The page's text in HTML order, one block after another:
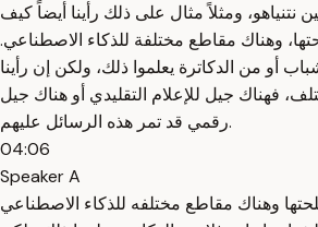
نتنياهو، ومثلاً مثال على ذلك رأينا أيضاً كيف
وهناك مقاطع مختلفة للذكاء الاصطناعي.
أو من الدكاترة يعلموا ذلك، ولكن إن رأينا
فهناك جيل للإعلام التقليدي أو هناك جيل
رقمي قد تمر هذه الرسائل عليهم.
04:06
Speaker A
وهناك مقاطع مختلفه للذكاء الاصطناعي